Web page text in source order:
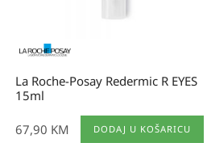
La Roche-Posay Redermic R EYES
15ml
67,90 KM DODAJ U KOŠARICU